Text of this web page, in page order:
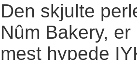
Den skjulte
Nûm Bakery,
mest hypede